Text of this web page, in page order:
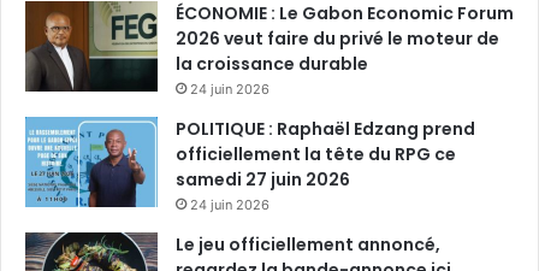
ÉCONOMIE : Le Gabon Economic Forum
2026 veut faire du privé le moteur de
la croissance durable
24 juin 2026
POLITIQUE : Raphaël Edzang prend
officiellement la tête du RPG ce
samedi 27 juin 2026
24 juin 2026
Le jeu officiellement annoncé,